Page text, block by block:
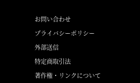
お問い合わせ
プライバシーポリシー
外部送信
特定商取引法
著作権・リンクについて